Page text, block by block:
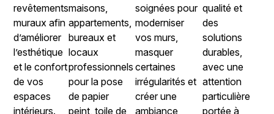
revêtements
muraux afin
d’améliorer
l’esthétique
et le confort
de vos
espaces
intérieurs.
maisons,
appartements,
bureaux et
locaux
professionnels
pour la pose
de papier
peint, toile de
soignées pour
moderniser
vos murs,
masquer
certaines
irrégularités et
créer une
ambiance
qualité et
des
solutions
durables,
avec une
attention
particulière
portée à